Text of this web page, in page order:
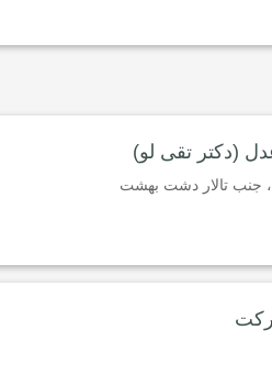
(دکتر تقی لو)
جنب تالار دشت بهشت